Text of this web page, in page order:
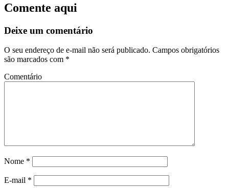
Comente aqui
Deixe um comentário
O seu endereço de e-mail não será publicado. Campos obrigatórios
são marcados com *
Comentário
Nome *
E-mail *